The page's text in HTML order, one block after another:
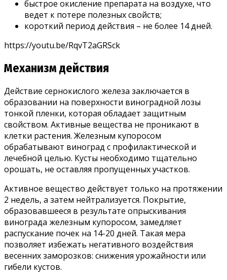
быстрое окисление препарата на воздухе, что
ведет к потере полезных свойств;
короткий период действия – не более 14 дней.
https://youtu.be/RqvT2aGRSck
Механизм действия
Действие сернокислого железа заключается в
образовании на поверхности виноградной лозы
тонкой пленки, которая обладает защитным
свойством. Активные вещества не проникают в
клетки растения. Железным купоросом
обрабатывают виноград с профилактической и
лечебной целью. Кусты необходимо тщательно
орошать, не оставляя пропущенных участков.
Активное вещество действует только на протяжении
2 недель, а затем нейтрализуется. Покрытие,
образовавшееся в результате опрыскивания
винограда железным купоросом, замедляет
распускание почек на 14-20 дней. Такая мера
позволяет избежать негативного воздействия
весенних заморозков: снижения урожайности или
гибели кустов.